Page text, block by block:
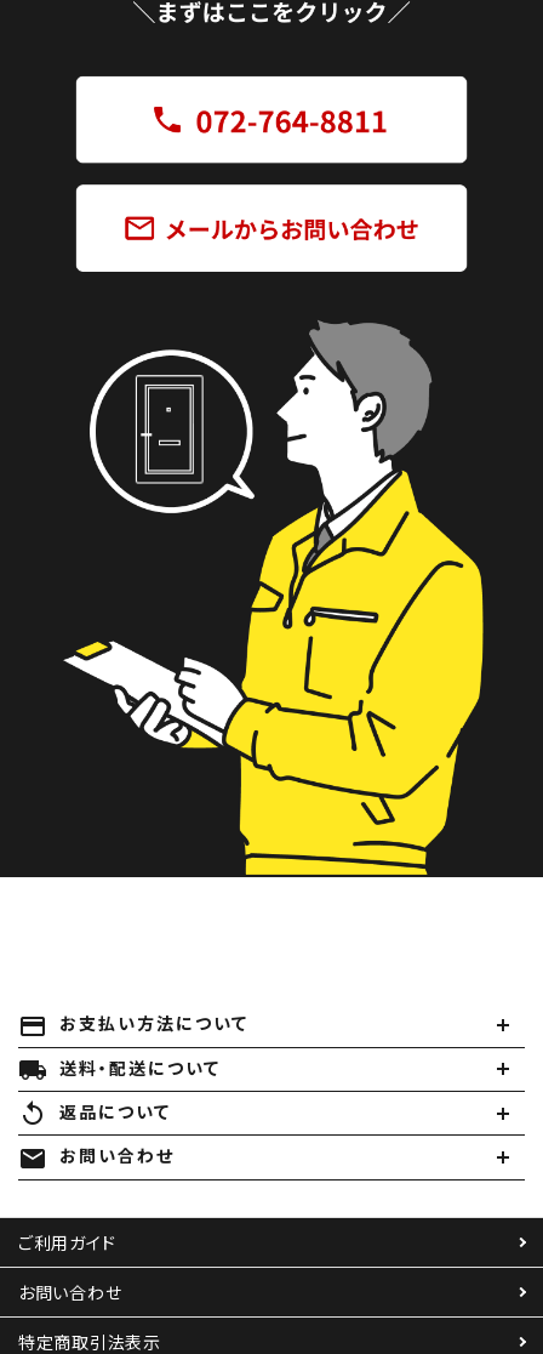
payment お支払い方法について
local_shipping 送料・配送について
replay 返品について
mail お問い合わせ
ご利用ガイド
お問い合わせ
特定商取引法表示